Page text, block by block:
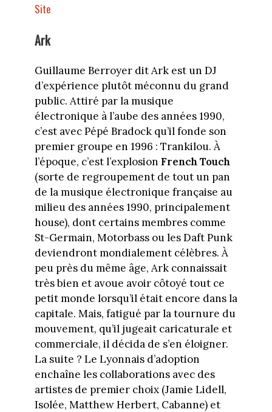
Site
Ark
Guillaume Berroyer dit Ark est un DJ
d’expérience plutôt méconnu du grand
public. Attiré par la musique
électronique à l’aube des années 1990,
c’est avec Pépé Bradock qu’il fonde son
premier groupe en 1996 : Trankilou. À
l’époque, c’est l’explosion French Touch
(sorte de regroupement de tout un pan
de la musique électronique française au
milieu des années 1990, principalement
house), dont certains membres comme
St-Germain, Motorbass ou les Daft Punk
deviendront mondialement célèbres. À
peu près du même âge, Ark connaissait
très bien et avoue avoir côtoyé tout ce
petit monde lorsqu’il était encore dans la
capitale. Mais, fatigué par la tournure du
mouvement, qu’il jugeait caricaturale et
commerciale, il décida de s’en éloigner.
La suite ? Le Lyonnais d’adoption
enchaîne les collaborations avec des
artistes de premier choix (Jamie Lidell,
Isolée, Matthew Herbert, Cabanne) et